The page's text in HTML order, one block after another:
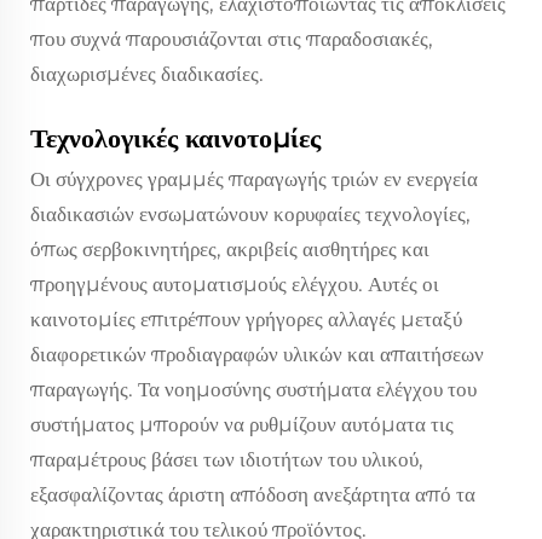
που συχνά παρουσιάζονται στις παραδοσιακές,
διαχωρισμένες διαδικασίες.
Τεχνολογικές καινοτομίες
Οι σύγχρονες γραμμές παραγωγής τριών εν ενεργεία
διαδικασιών ενσωματώνουν κορυφαίες τεχνολογίες,
όπως σερβοκινητήρες, ακριβείς αισθητήρες και
προηγμένους αυτοματισμούς ελέγχου. Αυτές οι
καινοτομίες επιτρέπουν γρήγορες αλλαγές μεταξύ
διαφορετικών προδιαγραφών υλικών και απαιτήσεων
παραγωγής. Τα νοημοσύνης συστήματα ελέγχου του
συστήματος μπορούν να ρυθμίζουν αυτόματα τις
παραμέτρους βάσει των ιδιοτήτων του υλικού,
εξασφαλίζοντας άριστη απόδοση ανεξάρτητα από τα
χαρακτηριστικά του τελικού προϊόντος.